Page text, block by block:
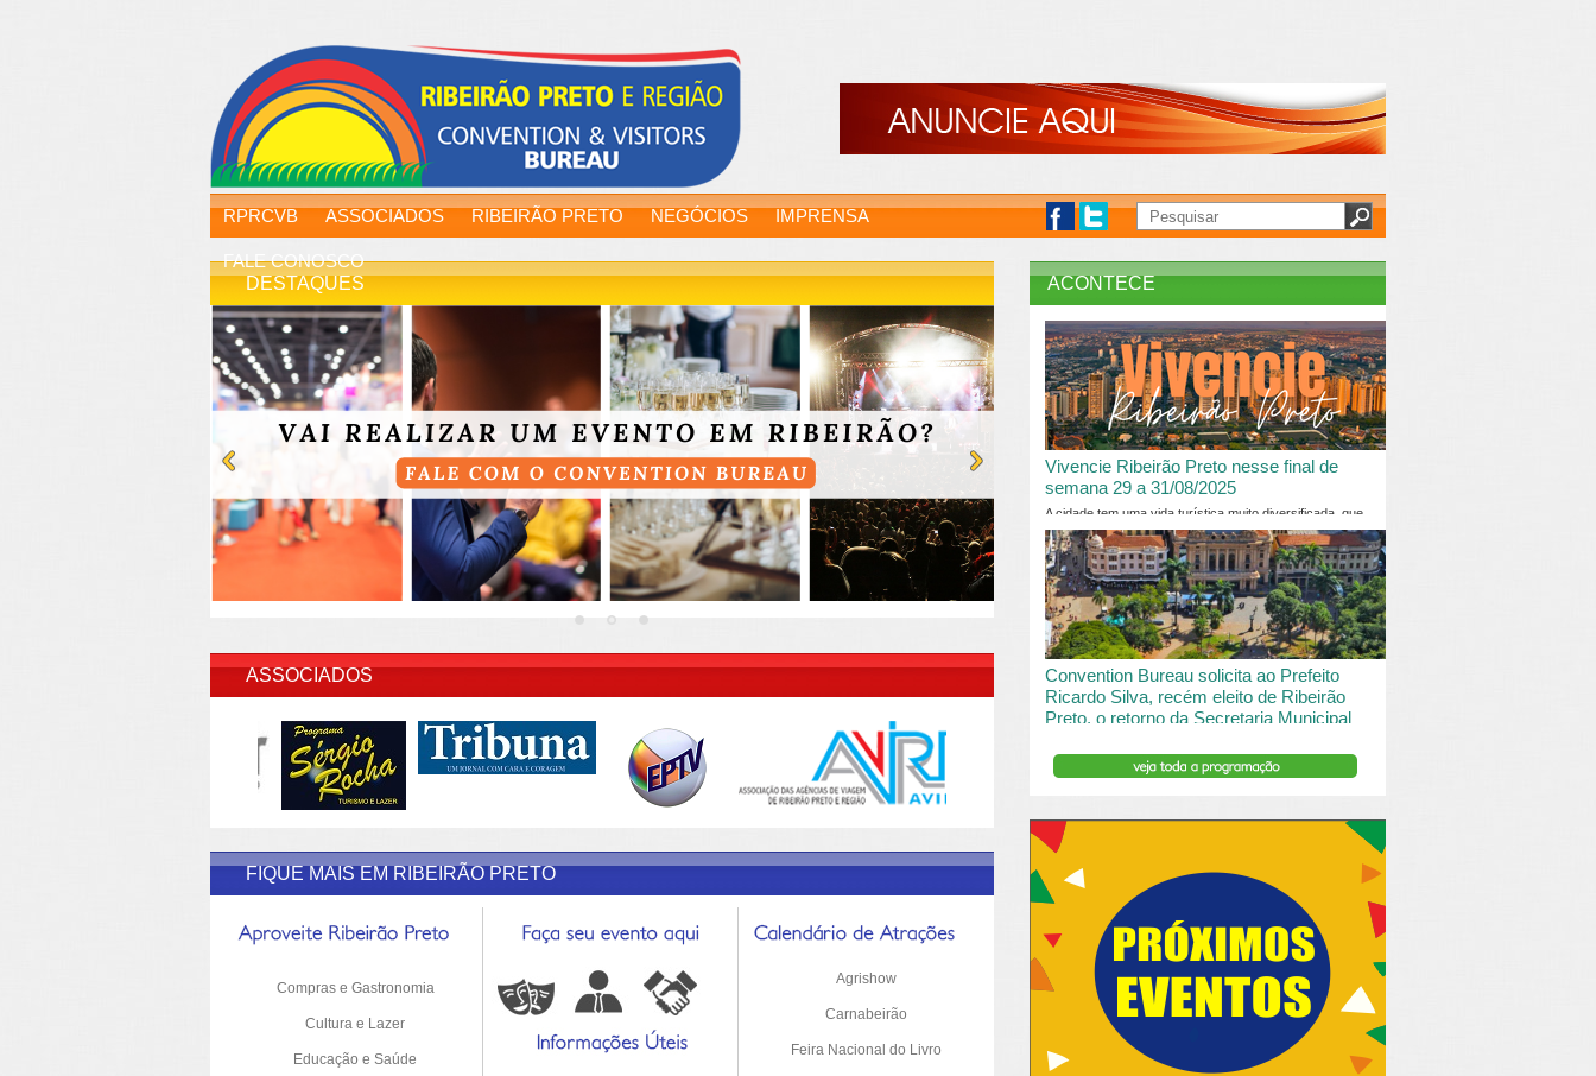
RPRCVB ASSOCIADOS RIBEIRÃO PRETO NEGÓCIOS IMPRENSA
FALE CONOSCO
DESTAQUES
INSERIR DESCRIÇÃO DO POST/PAGINAS
ASSOCIADOS
FIQUE MAIS EM RIBEIRÃO PRETO
Compras e Gastronomia
Cultura e Lazer
Educação e Saúde
Agrishow
Carnabeirão
Feira Nacional do Livro
ACONTECE
Vivencie Ribeirão Preto nesse final de
semana 29 a 31/08/2025
A cidade tem uma vida turística muito diversificada, que
vai desde o turismo de saude à contemplação de
passaros....
Convention Bureau solicita ao Prefeito
Ricardo Silva, recém eleito de Ribeirão
Preto, o retorno da Secretaria Municipal
O Ribeirão Preto e Região Convention & Visitors Bureau